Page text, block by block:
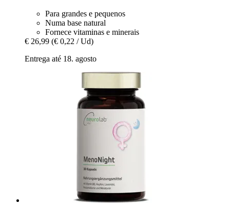
Para grandes e pequenos
Numa base natural
Fornece vitaminas e minerais
€ 26,99 (€ 0,22 / Ud)
Entrega até 18. agosto